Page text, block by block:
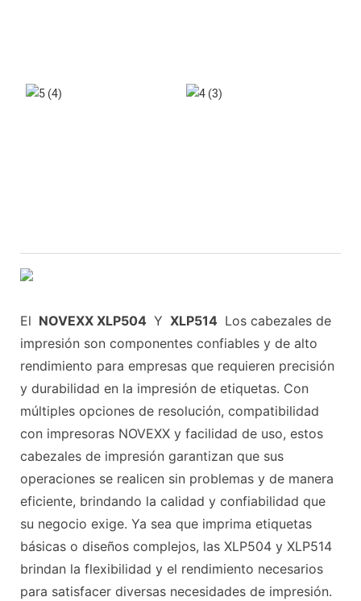
El NOVEXX XLP504 Y XLP514 Los cabezales de
impresión son componentes confiables y de alto
rendimiento para empresas que requieren precisión
y durabilidad en la impresión de etiquetas. Con
múltiples opciones de resolución, compatibilidad
con impresoras NOVEXX y facilidad de uso, estos
cabezales de impresión garantizan que sus
operaciones se realicen sin problemas y de manera
eficiente, brindando la calidad y confiabilidad que
su negocio exige. Ya sea que imprima etiquetas
básicas o diseños complejos, las XLP504 y XLP514
brindan la flexibilidad y el rendimiento necesarios
para satisfacer diversas necesidades de impresión.